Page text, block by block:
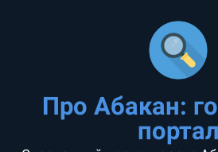
Про Абакан:
портал